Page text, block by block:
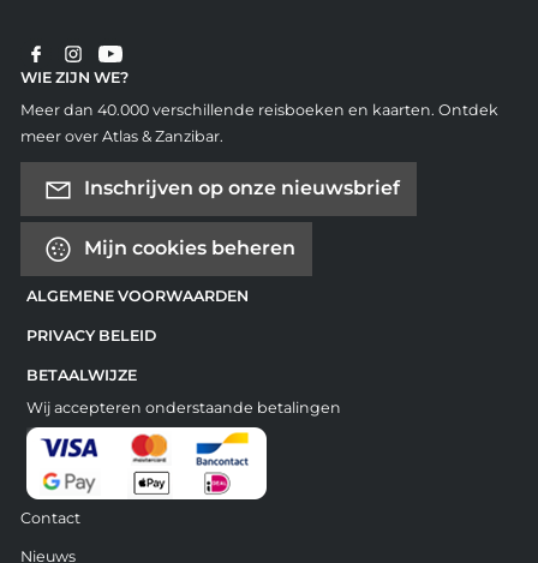
WIE ZIJN WE?
Meer dan 40.000 verschillende reisboeken en kaarten. Ontdek
meer over Atlas & Zanzibar.
Inschrijven op onze nieuwsbrief
Mijn cookies beheren
ALGEMENE VOORWAARDEN
PRIVACY BELEID
BETAALWIJZE
Wij accepteren onderstaande betalingen
Contact
Nieuws